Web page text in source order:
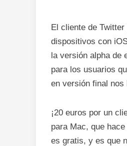
El cliente de
dispositivos con
la versión alpha de
para los usuarios
en versión final
¡20 euros por un
para Mac, que
es gratis, y es que